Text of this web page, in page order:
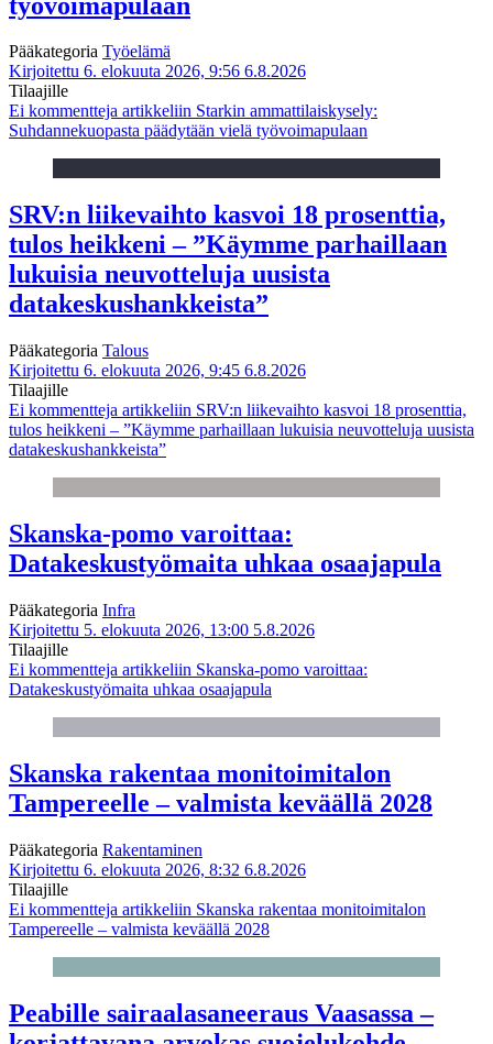
Pääkategoria Työelämä
Kirjoitettu 6. elokuuta 2026, 9:56 6.8.2026
Tilaajille
Ei kommentteja artikkeliin Starkin ammattilaiskysely:
Suhdannekuopasta päädytään vielä työvoimapulaan
SRV:n liikevaihto kasvoi 18 prosenttia,
tulos heikkeni – ”Käymme parhaillaan
lukuisia neuvotteluja uusista
datakeskushankkeista”
Pääkategoria Talous
Kirjoitettu 6. elokuuta 2026, 9:45 6.8.2026
Tilaajille
Ei kommentteja artikkeliin SRV:n liikevaihto kasvoi 18 prosenttia,
tulos heikkeni – ”Käymme parhaillaan lukuisia neuvotteluja uusista
datakeskushankkeista”
Skanska-pomo varoittaa:
Datakeskustyömaita uhkaa osaajapula
Pääkategoria Infra
Kirjoitettu 5. elokuuta 2026, 13:00 5.8.2026
Tilaajille
Ei kommentteja artikkeliin Skanska-pomo varoittaa:
Datakeskustyömaita uhkaa osaajapula
Skanska rakentaa monitoimitalon
Tampereelle – valmista keväällä 2028
Pääkategoria Rakentaminen
Kirjoitettu 6. elokuuta 2026, 8:32 6.8.2026
Tilaajille
Ei kommentteja artikkeliin Skanska rakentaa monitoimitalon
Tampereelle – valmista keväällä 2028
Peabille sairaalasaneeraus Vaasassa –